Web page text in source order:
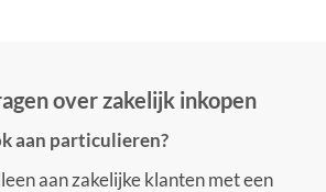
over zakelijk inkopen
aan particulieren?
aan zakelijke klanten met een